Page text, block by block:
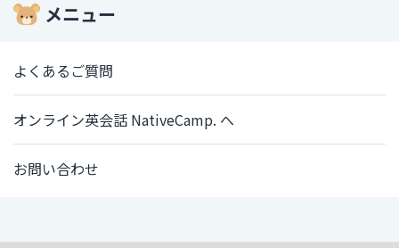
メニュー
よくあるご質問
オンライン英会話 NativeCamp. へ
お問い合わせ